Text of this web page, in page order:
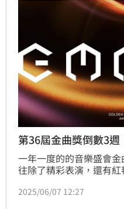
第36屆金曲獎倒數3
一年一度的的音樂盛會
往除了精彩表演，還有
持人，成為金曲獎歷史以
2025/06/07 12:27